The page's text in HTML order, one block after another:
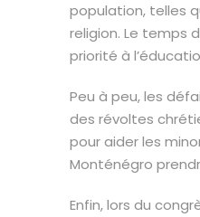
population, telles
religion. Le temps
priorité à
Peu à peu, les
des révoltes
pour aider les
Monténégro
Enfin, lors du